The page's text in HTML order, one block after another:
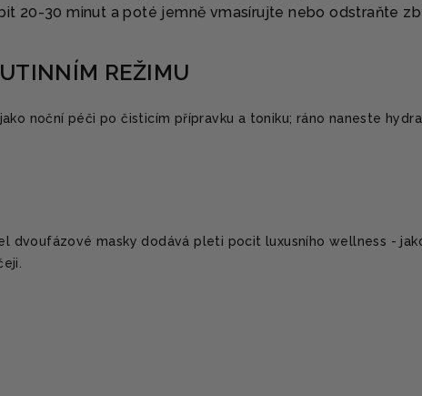
20-30 minut a poté jemně vmasírujte nebo odstraňte
REŽIMU
noční péči po čisticím přípravku a toniku; ráno naneste
dvoufázové masky dodává pleti pocit luxusního wellness -